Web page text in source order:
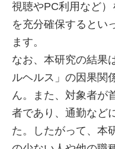
視聴やPC利用など
を充分確保するとい
ます。
なお、本研究の結果
ルヘルス」の因果関
ん。また、対象者が
者であり、通勤など
た。したがって、本